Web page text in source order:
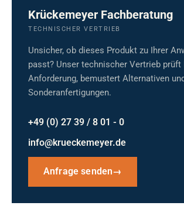
Krückemeyer Fachberatung
TECHNISCHER VERTRIEB
Unsicher, ob dieses Produkt zu Ihrer
passt? Unser technischer Vertrieb prüft
Anforderung, bemustert Alternativen
Sonderanfertigungen.
+49 (0) 27 39 / 8 01 - 0
info@krueckemeyer.de
Anfrage senden→